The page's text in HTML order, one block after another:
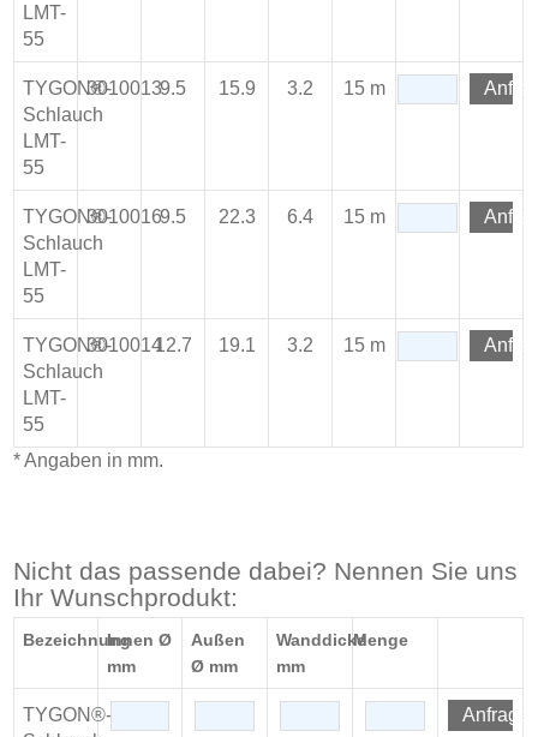
LMT-
55
TYGON®-
Schlauch
LMT-
55
30100139.5 15.9 3.2 15 m
TYGON®-
Schlauch
LMT-
55
30100169.5 22.3 6.4 15 m
TYGON®-
Schlauch
LMT-
55
301001412.7 19.1 3.2 15 m
* Angaben in mm.
Nicht das passende dabei? Nennen Sie uns
Ihr Wunschprodukt:
BezeichnungInnen Ø
mm
Außen
Ø mm
Wanddicke
mm
Menge
TYGON®-